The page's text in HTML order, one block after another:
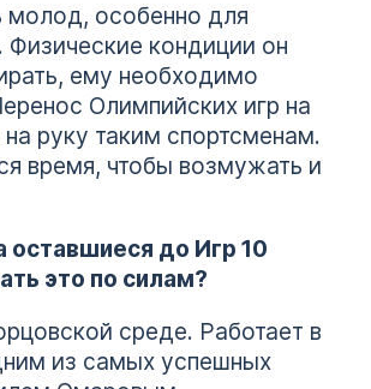
молод, особенно для
Физические кондиции он
ему необходимо
Олимпийских игр на
на руку таким спортсменам.
время, чтобы возмужать и
до Игр 10
это по силам?
среде. Работает в
из самых успешных